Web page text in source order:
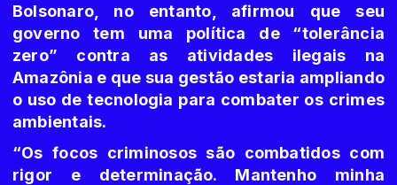
Bolsonaro, no entanto, afirmou que seu
governo tem uma política de “tolerância
zero” contra as atividades ilegais na
Amazônia e que sua gestão estaria ampliando
o uso de tecnologia para combater os crimes
ambientais.
“Os focos criminosos são combatidos com
rigor e determinação. Mantenho minha